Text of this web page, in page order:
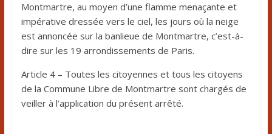
Montmartre, au moyen d’une flamme menaçante et
impérative dressée vers le ciel, les jours où la neige
est annoncée sur la banlieue de Montmartre, c’est-à-
dire sur les 19 arrondissements de Paris.
Article 4 – Toutes les citoyennes et tous les citoyens
de la Commune Libre de Montmartre sont chargés de
veiller à l’application du présent arrêté.